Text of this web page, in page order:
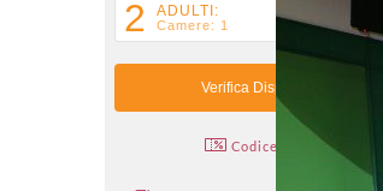
2 ADULTI:
Camere: 1
Codice promo: